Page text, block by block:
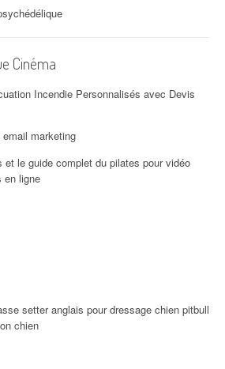
Cinéma
Incendie Personnalisés avec Devis
marketing
le guide complet du pilates pour vidéo
en ligne
setter anglais pour dressage chien pitbull
chien